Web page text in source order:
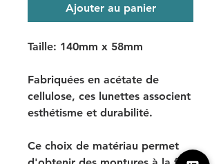
Ajouter au panier
Taille: 140mm x 58mm
Fabriquées en acétate de
cellulose, ces lunettes associent
esthétisme et durabilité.
Ce choix de matériau permet